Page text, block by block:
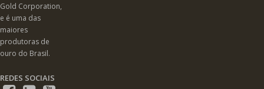
Gold Corporation,
e é uma das
maiores
produtoras de
ouro do Brasil.
REDES SOCIAIS